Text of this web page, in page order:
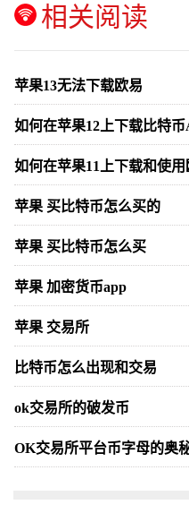
相关阅读
苹果13无法下载欧易
如何在苹果12上下载比特
如何在苹果11上下载和使用
苹果 买比特币怎么买的
苹果 买比特币怎么买
苹果 加密货币app
苹果 交易所
比特币怎么出现和交易
ok交易所的破发币
OK交易所平台币字母的奥